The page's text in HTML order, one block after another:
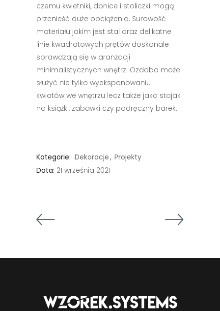
czemu kwietniki, donice i stoliczki mogą
przenieść duże obciążenia. Surowość
materiału jakim jest stal oraz delikatne
linie kwadratowych prętów doskonale
sprawdzają się w aranżacji
minimalistycznych wnętrz. Ozdoba może
służyć nie tylko wyeksponowaniu
kwiatów we wnętrzu lecz także jako stojak
na książki, zabawki czy podręczny barek.
Kategorie: Dekoracje Projekty
Data: 21 września 2021